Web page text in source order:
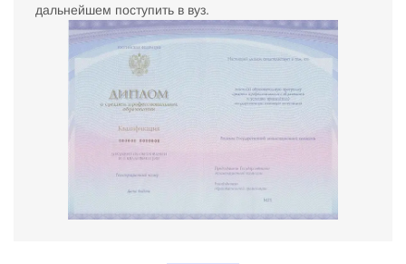
дальнейшем поступить в вуз.